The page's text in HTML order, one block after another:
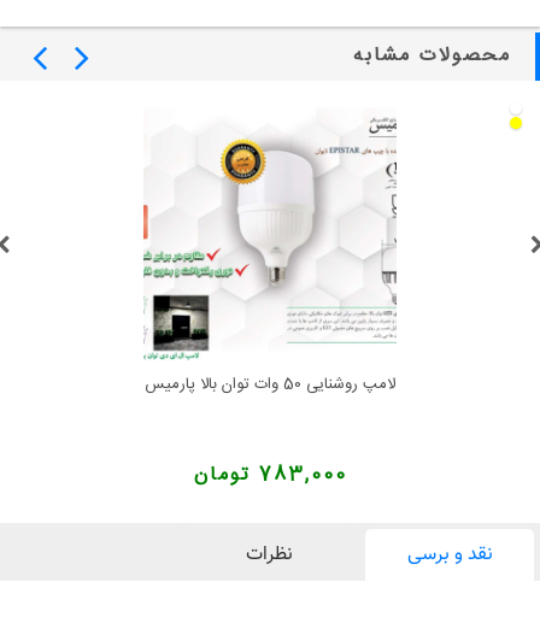
محصولات مشابه
لامپ روشنایی 50 وات توان بالا پارمیس
783,000 تومان
نقد و برسی نظرات